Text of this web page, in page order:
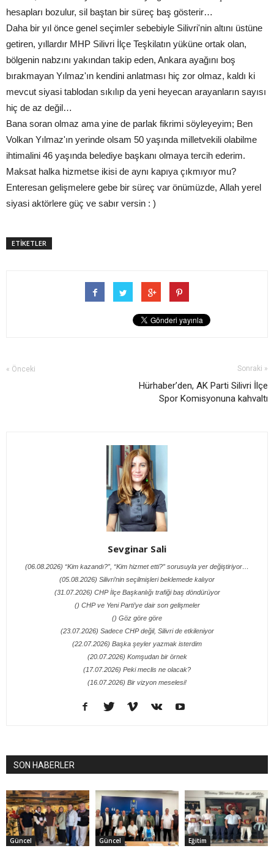
hesapları bozulur, sil baştan bir süreç baş gösterir…
Daha bir yıl önce genel seçimler sebebiyle Silivri'nin altını üstüne
getiren, yıllardır MHP Silivri İlçe Teşkilatın yüküne ortak olan,
bölgenin nabzını yakından takip eden, Ankara ayağını boş
bırakmayan Yılmaz'ın kendini anlatması hiç zor olmaz, kaldı ki
mevcut siyasi tablodan sıkılıp da yeni heyecan arayanların sayısı
hiç de az değil…
Bana soran olmaz ama yine de parlak fikrimi söyleyeyim; Ben
Volkan Yılmaz'ın yerinde olsam 50 yaşında milletvekili olabilme
ihtimalini 46 yaşında belediye başkanı olmaya tercih ederim.
Maksat halka hizmetse ikisi de aynı kapıya çıkmıyor mu?
Enteresan gelişmelere gebe bir süreç var önümüzde, Allah yerel
siyasi aktörlere güç ve sabır versin : )
ETİKETLER
« Önceki Sonraki »
Hürhaber’den, AK Parti Silivri İlçe
Spor Komisyonuna kahvaltı
Sevginar Sali
(06.08.2026) “Kim kazandı?”, “Kim hizmet etti?” sorusuyla yer değiştiriyor…
(05.08.2026) Silivri’nin seçilmişleri beklemede kalıyor
(31.07.2026) CHP İlçe Başkanlığı trafiği baş döndürüyor
() CHP ve Yeni Parti’ye dair son gelişmeler
() Göz göre göre
(23.07.2026) Sadece CHP değil, Silivri de etkileniyor
(22.07.2026) Başka şeyler yazmak isterdim
(20.07.2026) Komşudan bir örnek
(17.07.2026) Peki meclis ne olacak?
(16.07.2026) Bir vizyon meselesi!
SON HABERLER
Güncel Güncel Eğitim